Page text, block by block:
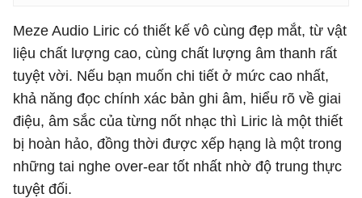
Meze Audio Liric có thiết kế vô cùng đẹp mắt, từ vật
liệu chất lượng cao, cùng chất lượng âm thanh rất
tuyệt vời. Nếu bạn muốn chi tiết ở mức cao nhất,
khả năng đọc chính xác bản ghi âm, hiểu rõ về giai
điệu, âm sắc của từng nốt nhạc thì Liric là một thiết
bị hoàn hảo, đồng thời được xếp hạng là một trong
những tai nghe over-ear tốt nhất nhờ độ trung thực
tuyệt đối.